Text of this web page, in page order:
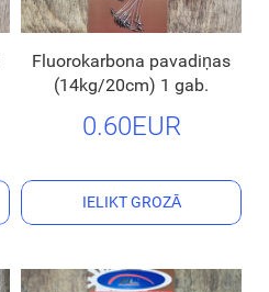
Fluorokarbona pavadiņas
(14kg/20cm) 1 gab.
0.60EUR
IELIKT GROZĀ